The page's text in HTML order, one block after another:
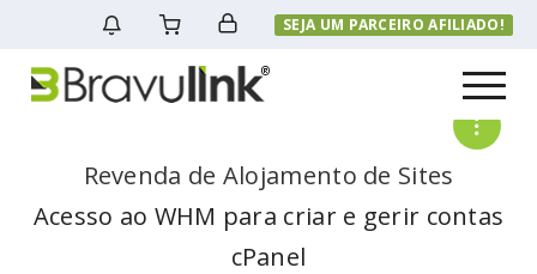
SEJA UM PARCEIRO AFILIADO!
Menu
Revenda de Alojamento de Sites
Acesso ao WHM para criar e gerir contas
cPanel